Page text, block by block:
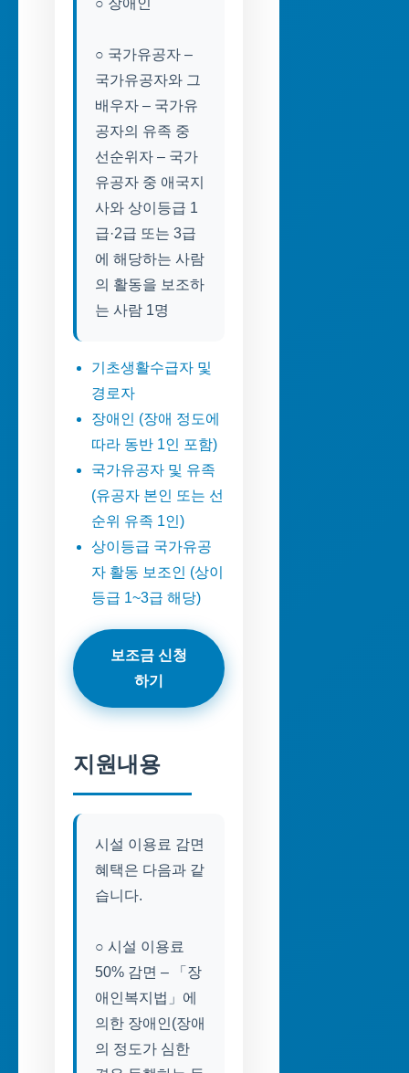
○ 장애인
○ 국가유공자 –
국가유공자와 그
배우자 – 국가유
공자의 유족 중
선순위자 – 국가
유공자 중 애국지
사와 상이등급 1
급·2급 또는 3급
에 해당하는 사람
의 활동을 보조하
는 사람 1명
기초생활수급자 및
경로자
장애인 (장애 정도에
따라 동반 1인 포함)
국가유공자 및 유족
(유공자 본인 또는 선
순위 유족 1인)
상이등급 국가유공
자 활동 보조인 (상이
등급 1~3급 해당)
보조금 신청
하기
지원내용
시설 이용료 감면
혜택은 다음과 같
습니다.
○ 시설 이용료
50% 감면 – 「장
애인복지법」에
의한 장애인(장애
의 정도가 심한